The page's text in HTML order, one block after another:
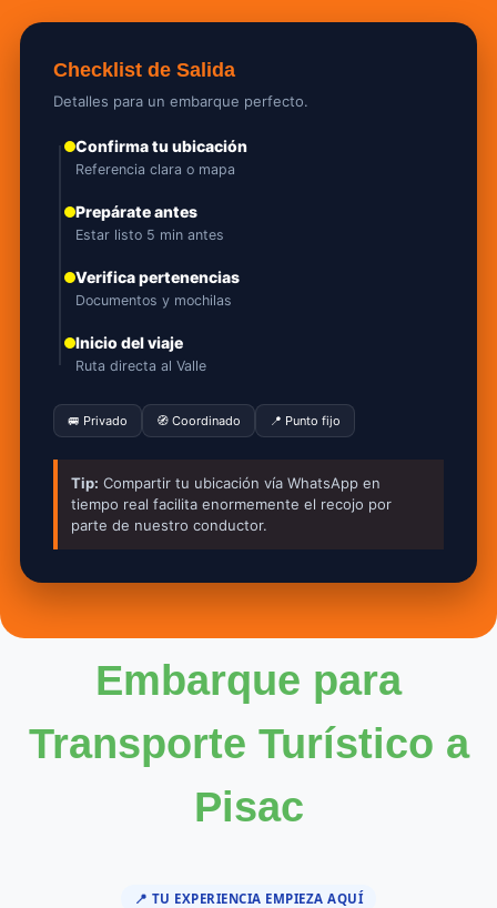
Checklist de Salida
Detalles para un embarque perfecto.
Confirma tu ubicación
Referencia clara o mapa
Prepárate antes
Estar listo 5 min antes
Verifica pertenencias
Documentos y mochilas
Inicio del viaje
Ruta directa al Valle
🚐 Privado 🧭 Coordinado 📍 Punto fijo
Tip: Compartir tu ubicación vía WhatsApp en
tiempo real facilita enormemente el recojo por
parte de nuestro conductor.
Embarque para
Transporte Turístico a
Pisac
📍 TU EXPERIENCIA EMPIEZA AQUÍ